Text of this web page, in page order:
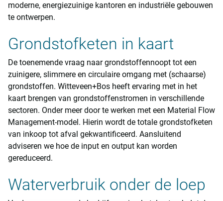
moderne, energiezuinige kantoren en industriële gebouwen
te ontwerpen.
Grondstofketen in kaart
De toenemende vraag naar grondstoffennoopt tot een
zuinigere, slimmere en circulaire omgang met (schaarse)
grondstoffen. Witteveen+Bos heeft ervaring met in het
kaart brengen van grondstoffenstromen in verschillende
sectoren. Onder meer door te werken met een Material Flow
Management-model. Hierin wordt de totale grondstofketen
van inkoop tot afval gekwantificeerd. Aansluitend
adviseren we hoe de input en output kan worden
gereduceerd.
Waterverbruik onder de loep